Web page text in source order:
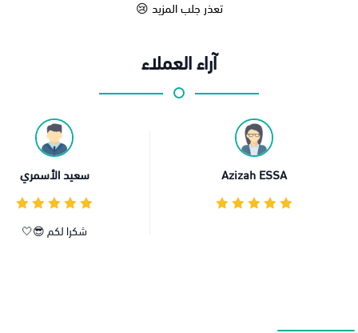
تعذر جلب المزيد 😢
آراء العملاء